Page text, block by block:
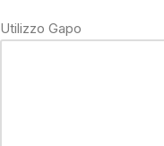
Utilizzo Gapo